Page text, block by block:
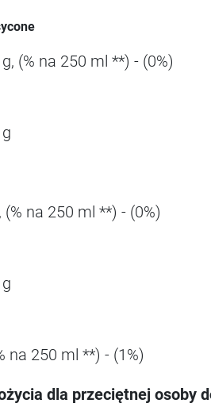
(% na 250 ml **) - (0%)
na 250 ml **) - (0%)
na 250 ml **) - (1%)
dla przeciętnej osoby